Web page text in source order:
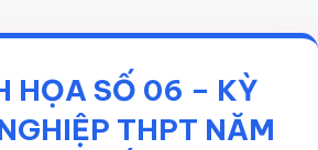
HỌA SỐ 06 – KỲ
THPT NĂM